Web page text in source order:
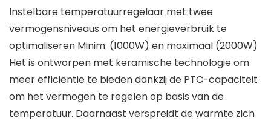
Instelbare temperatuurregelaar met twee
vermogensniveaus om het energieverbruik te
optimaliseren Minim. (1000W) en maximaal (2000W)
Het is ontworpen met keramische technologie om
meer efficiëntie te bieden dankzij de PTC-capaciteit
om het vermogen te regelen op basis van de
temperatuur. Daarnaast verspreidt de warmte zich